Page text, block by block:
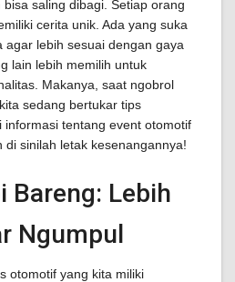
saling dibagi. Setiap orang
cerita unik. Ada yang suka
agar lebih sesuai dengan gaya
lain lebih memilih untuk
Makanya, saat ngobrol
sedang bertukar tips
informasi tentang event otomotif
di sinilah letak kesenangannya!
Bareng: Lebih
Ngumpul
otomotif yang kita miliki